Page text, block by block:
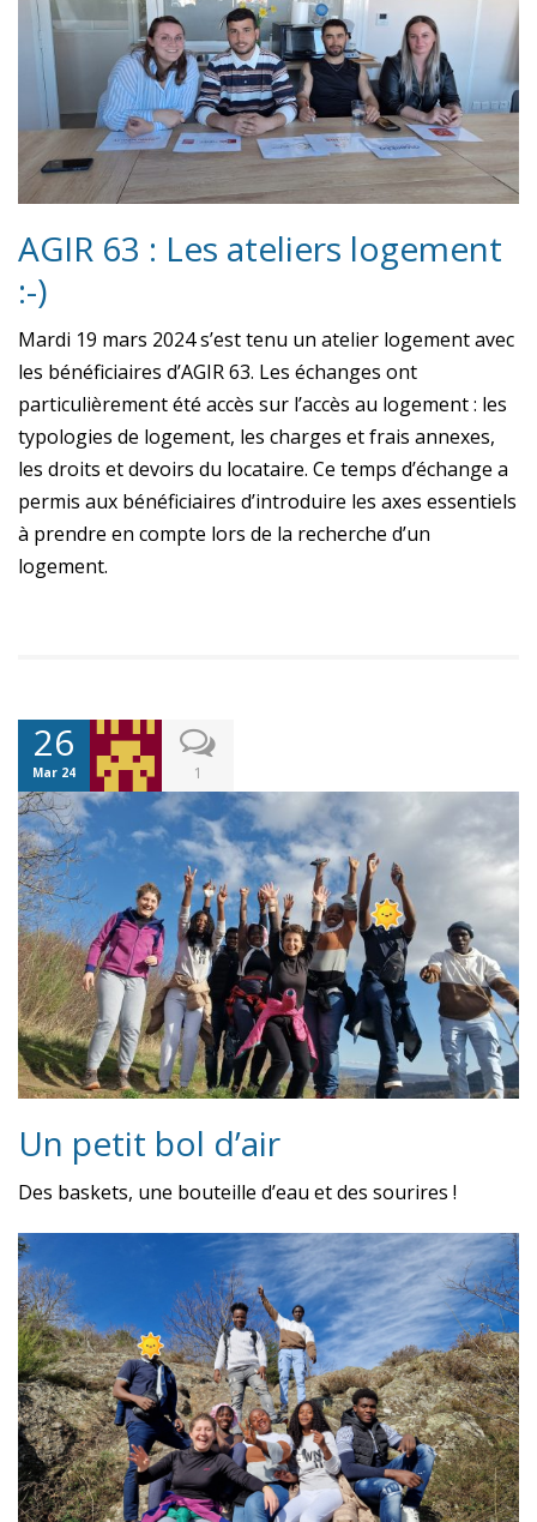
AGIR 63 : Les ateliers logement
:-)
Mardi 19 mars 2024 s’est tenu un atelier logement avec
les bénéficiaires d’AGIR 63. Les échanges ont
particulièrement été accès sur l’accès au logement : les
typologies de logement, les charges et frais annexes,
les droits et devoirs du locataire. Ce temps d’échange a
permis aux bénéficiaires d’introduire les axes essentiels
à prendre en compte lors de la recherche d’un
logement.
26
Mar 24 1
Un petit bol d’air
Des baskets, une bouteille d’eau et des sourires !